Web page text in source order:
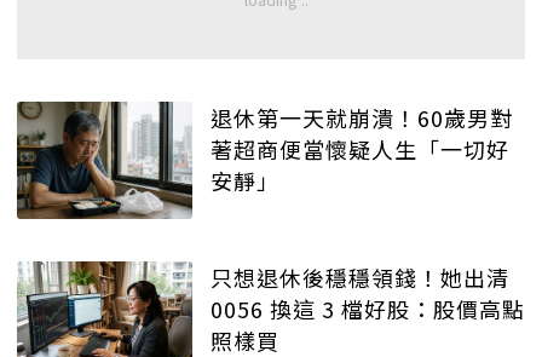
退休第一天就崩潰！60歲男對
著超商便當懷疑人生「一切好
安靜」
只想退休後穩穩領錢！她出清
0056 換這 3 檔好股：股價高點
照樣買